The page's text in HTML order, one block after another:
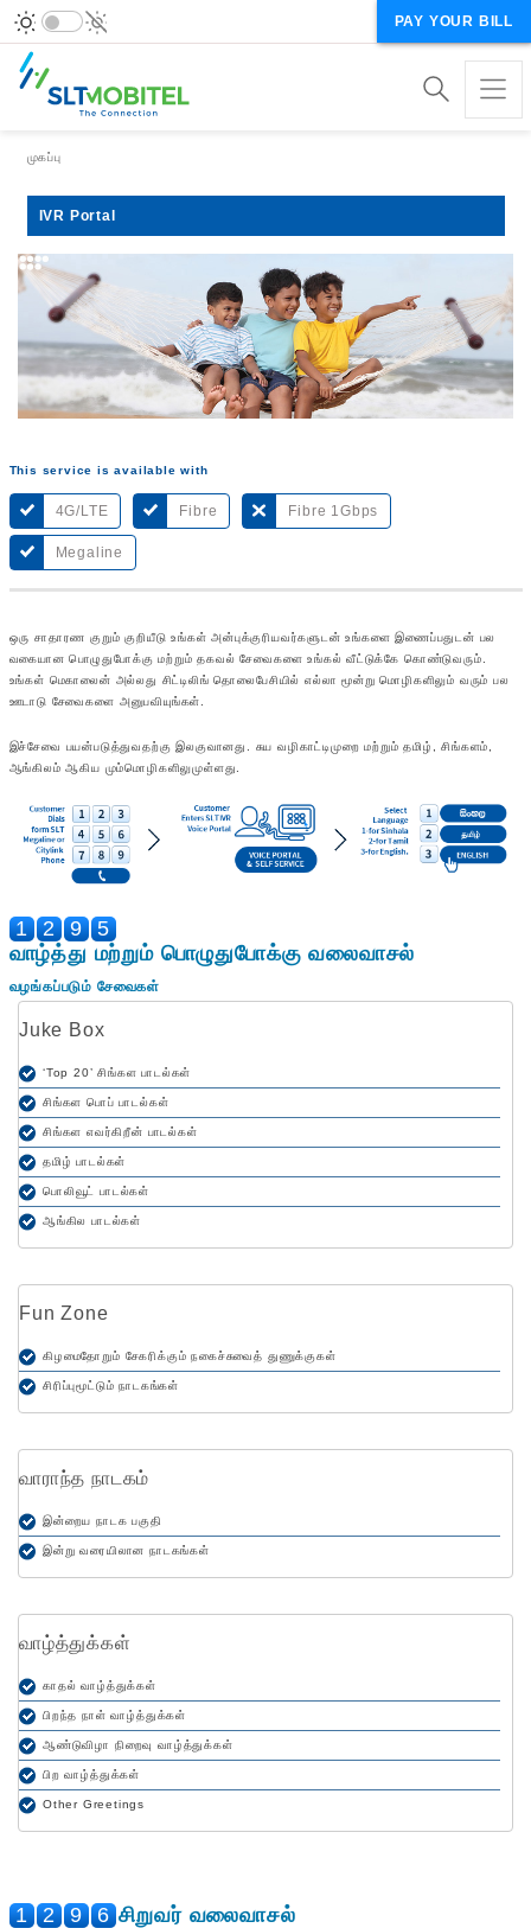
PAY YOUR BILL
Breadcrumb
முகப்பு
IVR Portal
This service is available with
4G/LTE Fibre Fibre 1Gbps
Megaline
ஒரு சாதாரண குறும் குறியீடு உங்கள் அன்புக்குரியவர்களுடன் உங்களை இணைப்பதுடன் பல
வகையான பொழுதுபோக்கு மற்றும் தகவல் சேவைகளை உங்கல் வீட்டுக்கே கொண்டுவரும்.
உங்கள் மெகாலைன் அல்லது சிட்டிலிங் தொலைபேசியில் எல்லா மூன்று மொழிகளிலும் வரும் பல
ஊடாடு சேவைகளை அனுபவியுங்கள்.
இச்சேவை பயன்படுத்துவதற்கு இலகுவானது. சுய வழிகாட்டிமுறை மற்றும் தமிழ், சிங்களம்,
ஆங்கிலம் ஆகிய மும்மொழிகளிலுமுள்ளது.
1 2 9
5
வாழ்த்து மற்றும் பொழுதுபோக்கு வலைவாசல்
வழங்கப்படும் சேவைகள்
Juke Box
‘Top 20’ சிங்கள பாடல்கள்
சிங்கள பொப் பாடல்கள்
சிங்கள எவர்கிறீன் பாடல்கள்
தமிழ் பாடல்கள்
பொலிவூட் பாடல்கள்
ஆங்கில பாடல்கள்
Fun Zone
கிழமைதோறும் சேகரிக்கும் நகைச்சுவைத் துணுக்குகள்
சிரிப்புமூட்டும் நாடகங்கள்
வாராந்த நாடகம்
இன்றைய நாடக பகுதி
இன்று வரையிலான நாடகங்கள்
வாழ்த்துக்கள்
காதல் வாழ்த்துக்கள்
பிறந்த நாள் வாழ்த்துக்கள்
ஆண்டுவிழா நிறைவு வாழ்த்துக்கள்
பிற வாழ்த்துக்கள்
Other Greetings
1 2 9 6 சிறுவர் வலைவாசல்